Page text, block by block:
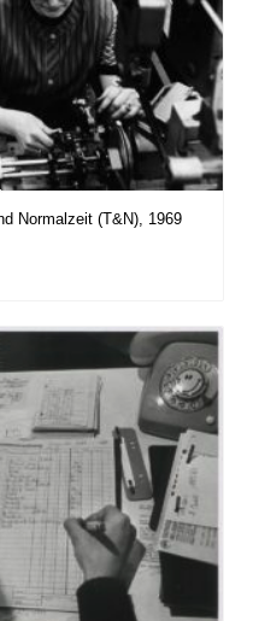
Normalzeit (T&N), 1969